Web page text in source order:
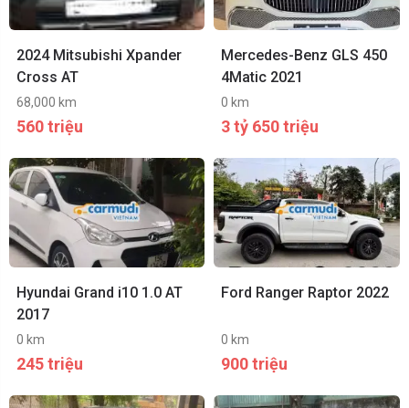
2024 Mitsubishi Xpander
Cross AT
68,000 km
560 triệu
Mercedes-Benz GLS 450
4Matic 2021
0 km
3 tỷ 650 triệu
Hyundai Grand i10 1.0 AT
2017
0 km
245 triệu
Ford Ranger Raptor 2022
0 km
900 triệu